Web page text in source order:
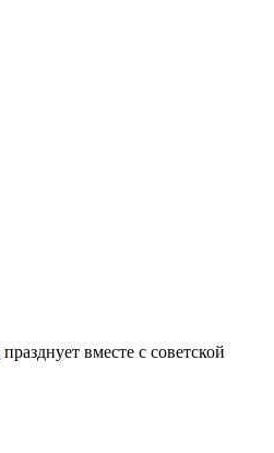
празднует вместе с советской